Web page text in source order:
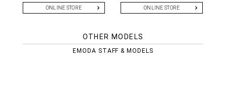
ONLINE STORE ONLINE STORE
OTHER MODELS
EMODA STAFF & MODELS